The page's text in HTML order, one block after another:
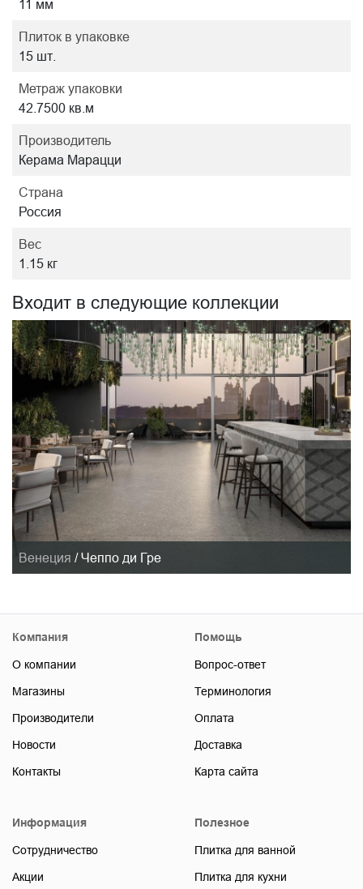
11 мм
Плиток в упаковке
15 шт.
Метраж упаковки
42.7500 кв.м
Производитель
Керама Марацци
Страна
Россия
Вес
1.15 кг
Входит в следующие коллекции
Венеция / Чеппо ди Гре
Компания
О компании
Магазины
Производители
Новости
Контакты
Помощь
Вопрос-ответ
Терминология
Оплата
Доставка
Карта сайта
Информация
Сотрудничество
Акции
Полезное
Плитка для ванной
Плитка для кухни